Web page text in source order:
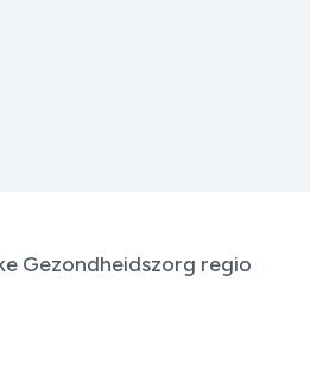
Gezondheidszorg regio